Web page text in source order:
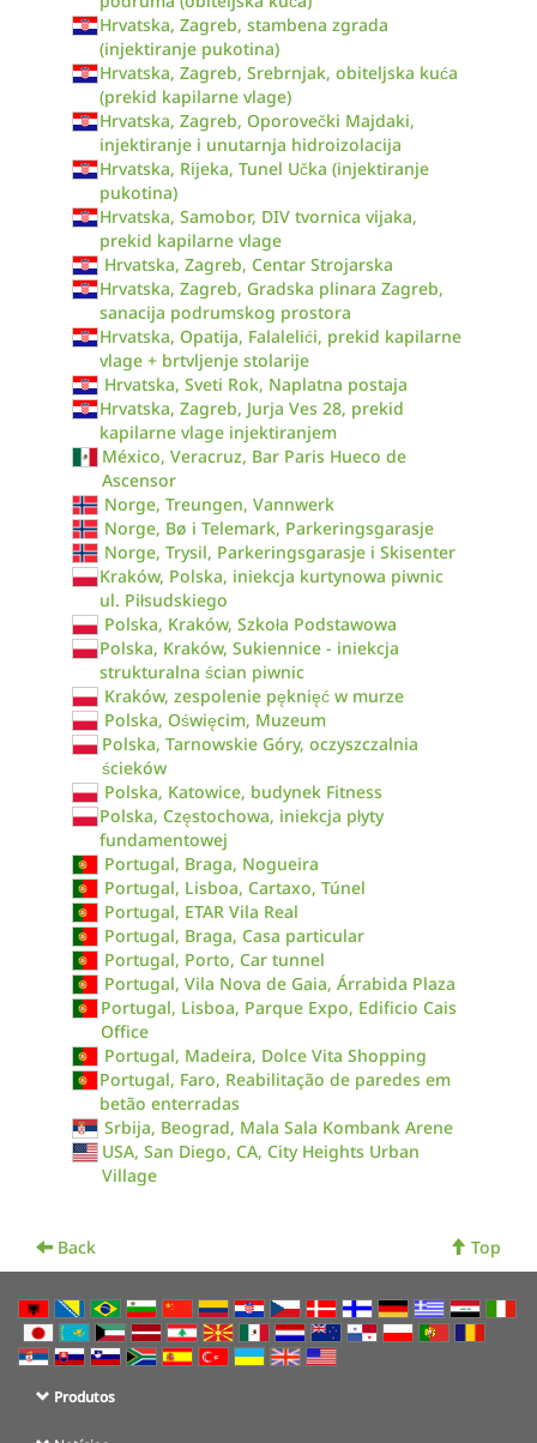
Hrvatska, Zagreb, stambena zgrada
(injektiranje pukotina)
Hrvatska, Zagreb, Srebrnjak, obiteljska kuća
(prekid kapilarne vlage)
Hrvatska, Zagreb, Oporovečki Majdaki,
injektiranje i unutarnja hidroizolacija
Hrvatska, Rijeka, Tunel Učka (injektiranje
pukotina)
Hrvatska, Samobor, DIV tvornica vijaka,
prekid kapilarne vlage
Hrvatska, Zagreb, Centar Strojarska
Hrvatska, Zagreb, Gradska plinara Zagreb,
sanacija podrumskog prostora
Hrvatska, Opatija, Falalelići, prekid kapilarne
vlage + brtvljenje stolarije
Hrvatska, Sveti Rok, Naplatna postaja
Hrvatska, Zagreb, Jurja Ves 28, prekid
kapilarne vlage injektiranjem
México, Veracruz, Bar Paris Hueco de
Ascensor
Norge, Treungen, Vannwerk
Norge, Bø i Telemark, Parkeringsgarasje
Norge, Trysil, Parkeringsgarasje i Skisenter
Kraków, Polska, iniekcja kurtynowa piwnic
ul. Piłsudskiego
Polska, Kraków, Szkoła Podstawowa
Polska, Kraków, Sukiennice - iniekcja
strukturalna ścian piwnic
Kraków, zespolenie pęknięć w murze
Polska, Oświęcim, Muzeum
Polska, Tarnowskie Góry, oczyszczalnia
ścieków
Polska, Katowice, budynek Fitness
Polska, Częstochowa, iniekcja płyty
fundamentowej
Portugal, Braga, Nogueira
Portugal, Lisboa, Cartaxo, Túnel
Portugal, ETAR Vila Real
Portugal, Braga, Casa particular
Portugal, Porto, Car tunnel
Portugal, Vila Nova de Gaia, Árrabida Plaza
Portugal, Lisboa, Parque Expo, Edificio Cais
Office
Portugal, Madeira, Dolce Vita Shopping
Portugal, Faro, Reabilitação de paredes em
betão enterradas
Srbija, Beograd, Mala Sala Kombank Arene
USA, San Diego, CA, City Heights Urban
Village
Back Top
Produtos